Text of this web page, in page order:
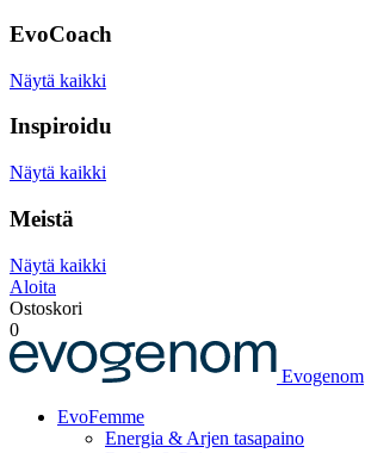
EvoCoach
Näytä kaikki
Inspiroidu
Näytä kaikki
Meistä
Näytä kaikki
Aloita
Ostoskori
0
Evogenom
EvoFemme
Energia & Arjen tasapaino